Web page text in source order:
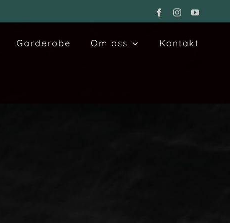
FacebookInstagramYouTube
Garderobe Om oss Kontakt